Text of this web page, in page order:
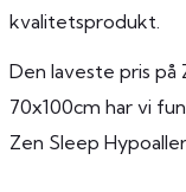
kvalitetsprodukt.
Den laveste pris på
70x100cm har vi
Zen Sleep